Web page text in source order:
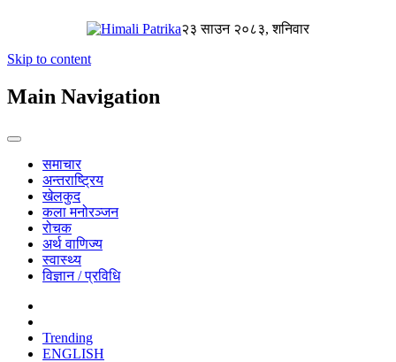
२३ साउन २०८३, शनिवार
Skip to content
Main Navigation
समाचार
अन्तराष्ट्रिय
खेलकुद
कला मनोरञ्जन
रोचक
अर्थ वाणिज्य
स्वास्थ्य
विज्ञान / प्रविधि
Trending
ENGLISH